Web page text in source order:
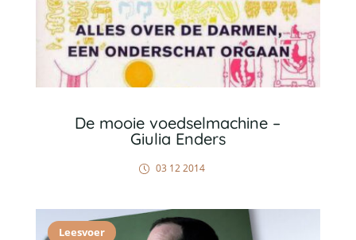
De mooie voedselmachine –
Giulia Enders
03 12 2014
Leesvoer